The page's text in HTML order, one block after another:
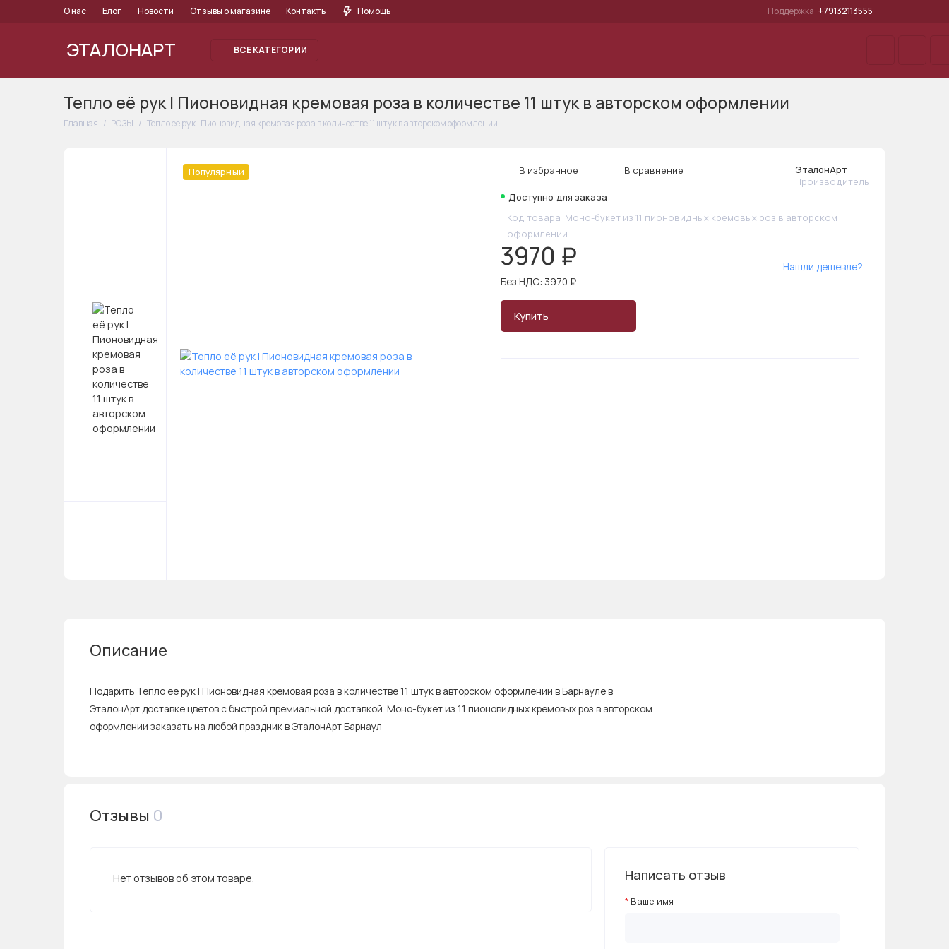
О нас Блог Новости Отзывы о магазине Контакты Помощь Поддержка +79132113555
ЭТАЛОНАРТ ВСЕ КАТЕГОРИИ
Тепло её рук I Пионовидная кремовая роза в количестве 11 штук в авторском оформлении
Главная РОЗЫ Тепло её рук I Пионовидная кремовая роза в количестве 11 штук в авторском оформлении
Популярный
Доступно для заказа
Код товара: Моно-букет из 11 пионовидных кремовых роз в авторском
оформлении
ЭталонАрт
Производитель
3970 ₽
Без НДС: 3970 ₽
Купить
Нашли дешевле?
В избранное В сравнение
Описание
Подарить Тепло её рук I Пионовидная кремовая роза в количестве 11 штук в авторском оформлении в Барнауле в
ЭталонАрт доставке цветов с быстрой премиальной доставкой. Моно-букет из 11 пионовидных кремовых роз в авторском
оформлении заказать на любой праздник в ЭталонАрт Барнаул
Отзывы 0
Нет отзывов об этом товаре. Написать отзыв
Ваше имя